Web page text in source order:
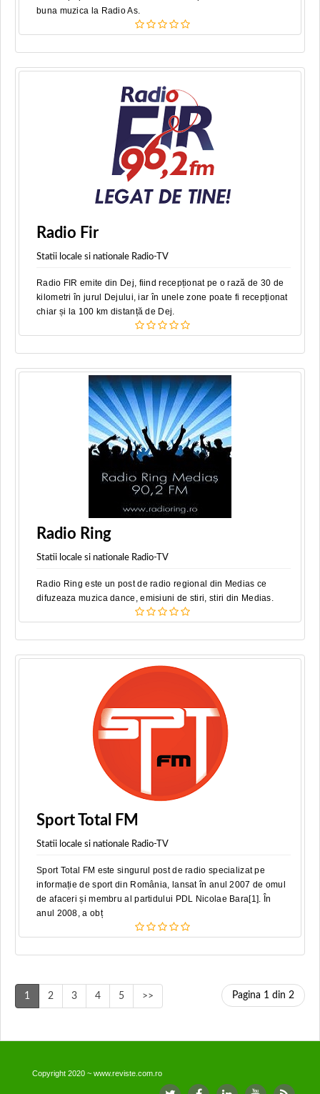
buna muzica la Radio As.
Radio Fir
Statii locale si nationale Radio-TV
Radio FIR emite din Dej, fiind recepționat pe o rază de 30 de
kilometri în jurul Dejului, iar în unele zone poate fi recepționat
chiar și la 100 km distanță de Dej.
Radio Ring
Statii locale si nationale Radio-TV
Radio Ring este un post de radio regional din Medias ce
difuzeaza muzica dance, emisiuni de stiri, stiri din Medias.
Sport Total FM
Statii locale si nationale Radio-TV
Sport Total FM este singurul post de radio specializat pe
informație de sport din România, lansat în anul 2007 de omul
de afaceri și membru al partidului PDL Nicolae Bara[1]. În
anul 2008, a obț
1 2 3 4 5 >> Pagina 1 din 2
Copyright 2020 ~ www.reviste.com.ro